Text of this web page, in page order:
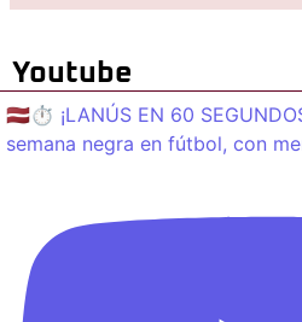
Youtube
🇱🇻⏱️ ¡LANÚS EN 60
semana negra en fútbol, con